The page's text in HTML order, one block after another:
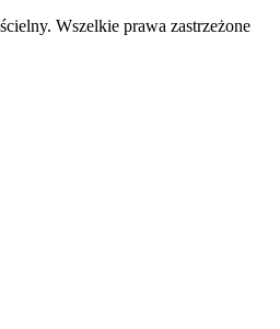
Wszelkie prawa zastrzeżone